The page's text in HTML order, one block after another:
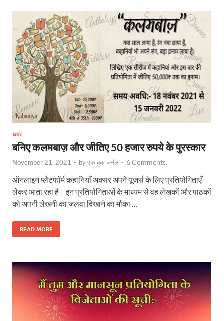
खबर
बनिए कलमबाज़ और जीतिए 50 हजार रुपये के पुरस्कार
November 21, 2021 - byएक बुक जर्नल - 6 Comments.
ऑनलाइन प्लैटफॉर्म कहानियाँ अक्सर अपने यूजर्स के लिए प्रतियोगिताएँ
लेकर आता रहा है। इन प्रतियोगिताओं के माध्यम से वह लेखकों और पाठकों
को अपनी लेखनी का जलवा दिखाने का मौका …
READ MORE